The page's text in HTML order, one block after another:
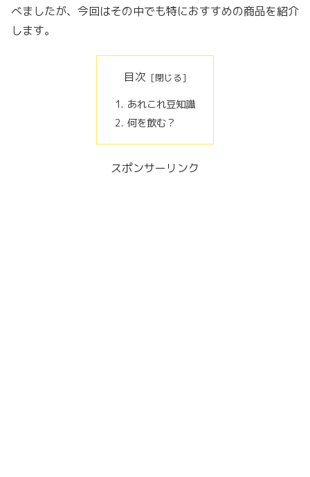
べましたが、今回はその中でも特におすすめの商品を紹介
します。
目次
あれこれ豆知識
何を飲む？
スポンサーリンク